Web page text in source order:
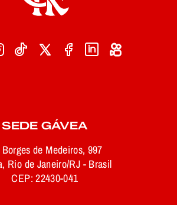
SEDE GÁVEA
de Medeiros, 997
Rio de Janeiro/RJ - Brasil
CEP: 22430-041